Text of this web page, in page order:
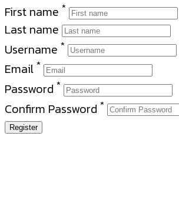
First name *
Last name
Username *
Email *
Password *
Confirm Password *
Register